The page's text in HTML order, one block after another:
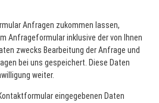
Anfragen zukommen lassen,
Anfrageformular inklusive der von Ihnen
zwecks Bearbeitung der Anfrage und
bei uns gespeichert. Diese Daten
weiter.
eingegebenen Daten